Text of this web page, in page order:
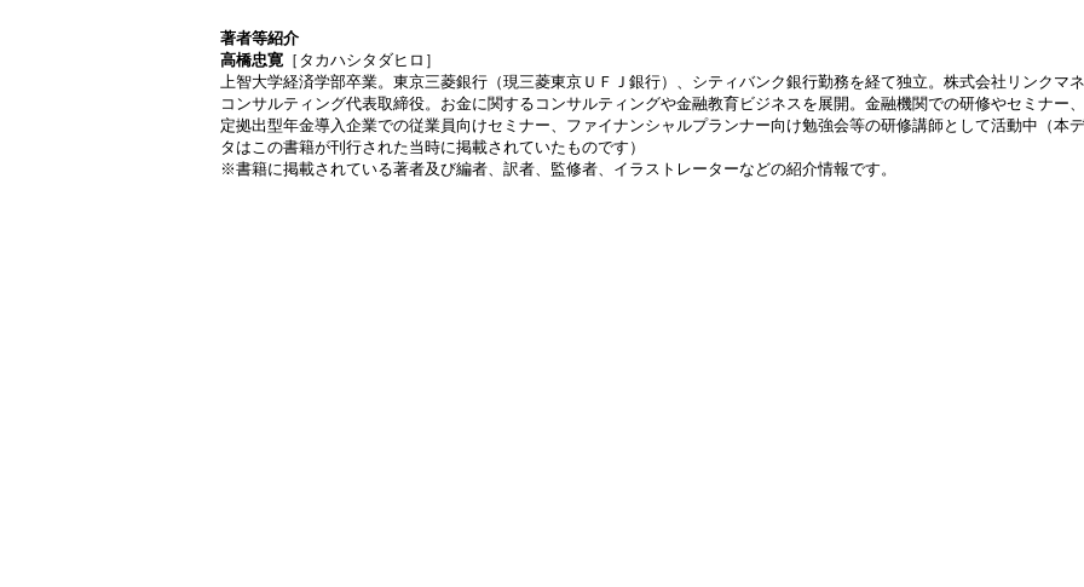
著者等紹介
高橋忠寛 ［タカハシタダヒロ］
上智大学経済学部卒業。東京三菱銀行（現三菱東京ＵＦＪ銀行）、シティバンク銀行勤務を経て独立。株式会社リンクマ
コンサルティング代表取締役。お金に関するコンサルティングや金融教育ビジネスを展開。金融機関での研修やセミナー
定拠出型年金導入企業での従業員向けセミナー、ファイナンシャルプランナー向け勉強会等の研修講師として活動中（本
タはこの書籍が刊行された当時に掲載されていたものです）
※書籍に掲載されている著者及び編者、訳者、監修者、イラストレーターなどの紹介情報です。